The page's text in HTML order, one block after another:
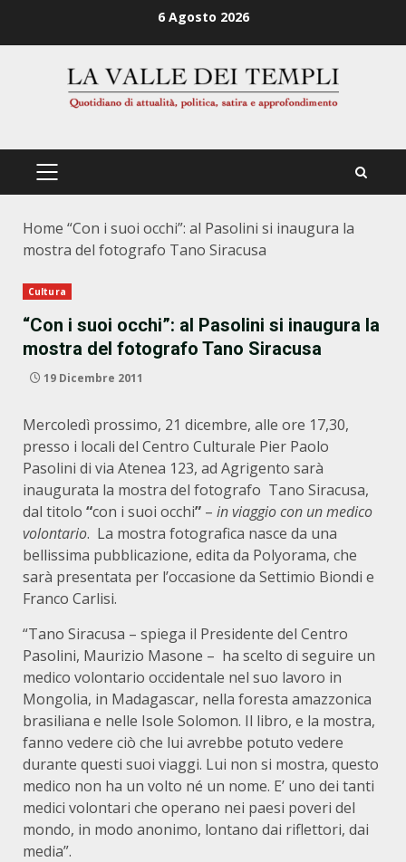
6 Agosto 2026
PRIMÄRES
Home “Con i suoi occhi”: al Pasolini si inaugura la
mostra del fotografo Tano Siracusa
Cultura
“Con i suoi occhi”: al Pasolini si inaugura la
mostra del fotografo Tano Siracusa
19 Dicembre 2011
Mercoledì prossimo, 21 dicembre, alle ore 17,30,
presso i locali del Centro Culturale Pier Paolo
Pasolini di via Atenea 123, ad Agrigento sarà
inaugurata la mostra del fotografo Tano Siracusa,
dal titolo “con i suoi occhi” – in viaggio con un medico
volontario. La mostra fotografica nasce da una
bellissima pubblicazione, edita da Polyorama, che
sarà presentata per l’occasione da Settimio Biondi e
Franco Carlisi.
“Tano Siracusa – spiega il Presidente del Centro
Pasolini, Maurizio Masone – ha scelto di seguire un
medico volontario occidentale nel suo lavoro in
Mongolia, in Madagascar, nella foresta amazzonica
brasiliana e nelle Isole Solomon. Il libro, e la mostra,
fanno vedere ciò che lui avrebbe potuto vedere
durante questi suoi viaggi. Lui non si mostra, questo
medico non ha un volto né un nome. E’ uno dei tanti
medici volontari che operano nei paesi poveri del
mondo, in modo anonimo, lontano dai riflettori, dai
media”.